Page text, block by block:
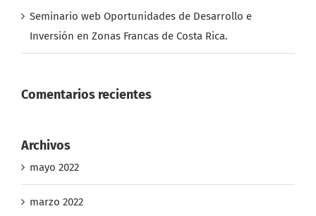
Seminario web Oportunidades de Desarrollo e
Inversión en Zonas Francas de Costa Rica.
Comentarios recientes
Archivos
mayo 2022
marzo 2022